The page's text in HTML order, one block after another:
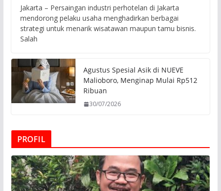
Jakarta – Persaingan industri perhotelan di Jakarta
mendorong pelaku usaha menghadirkan berbagai
strategi untuk menarik wisatawan maupun tamu bisnis.
Salah
Agustus Spesial Asik di NUEVE
Malioboro, Menginap Mulai Rp512
Ribuan
30/07/2026
PROFIL